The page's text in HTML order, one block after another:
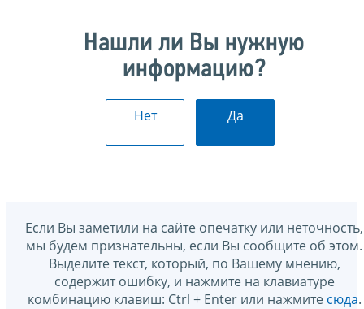
Нашли ли Вы нужную
информацию?
Нет Да
Если Вы заметили на сайте опечатку или неточность,
мы будем признательны, если Вы сообщите об этом.
Выделите текст, который, по Вашему мнению,
содержит ошибку, и нажмите на клавиатуре
комбинацию клавиш: Ctrl + Enter или нажмите сюда.